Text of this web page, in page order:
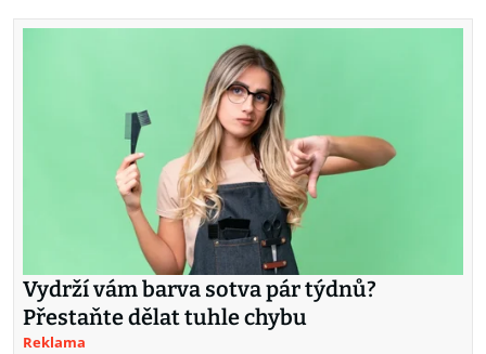
Vydrží vám barva sotva pár týdnů?
Přestaňte dělat tuhle chybu
Reklama